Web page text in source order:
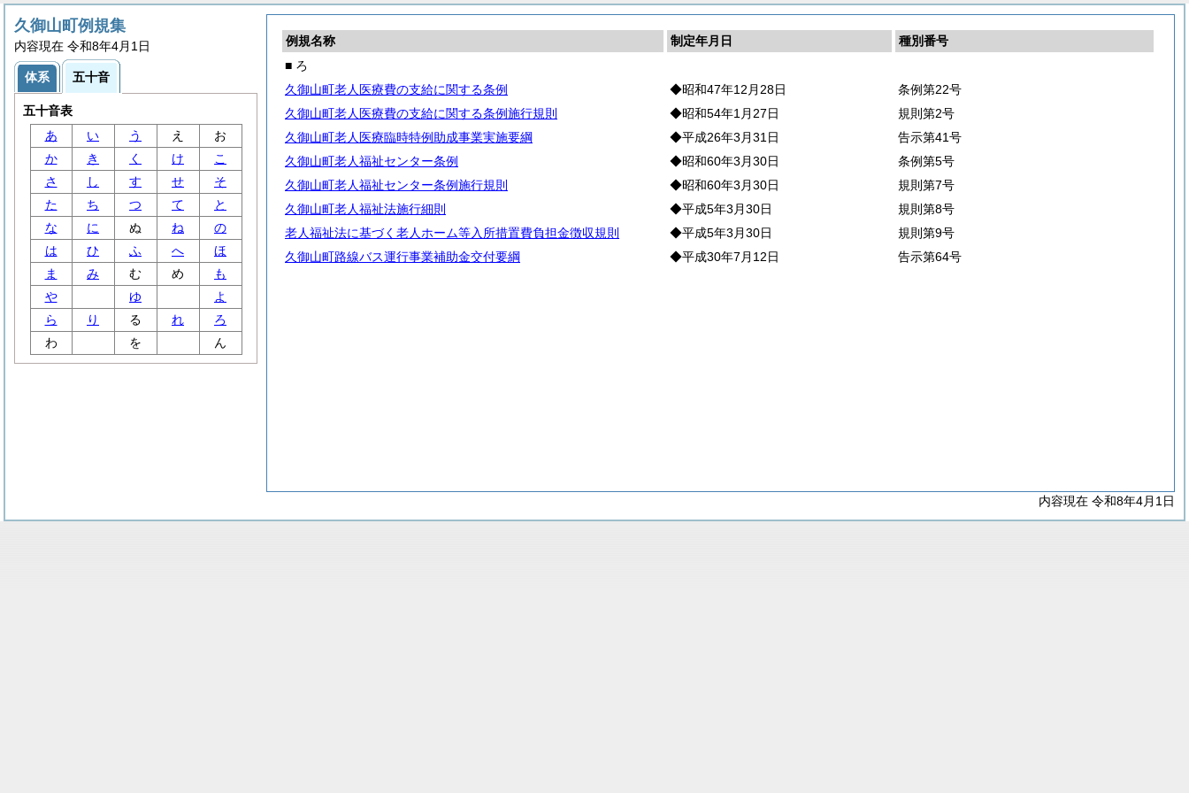
例規名称 制定年月日
種別番号
■ ろ
久御山町老人医療費の支給に関する条例
◆昭和47年12月28日
条例第22号
久御山町老人医療費の支給に関する条例施行規則
◆昭和54年1月27日
規則第2号
久御山町老人医療臨時特例助成事業実施要綱
◆平成26年3月31日
告示第41号
久御山町老人福祉センター条例
◆昭和60年3月30日
条例第5号
久御山町老人福祉センター条例施行規則
◆昭和60年3月30日
規則第7号
久御山町老人福祉法施行細則
◆平成5年3月30日
規則第8号
老人福祉法に基づく老人ホーム等入所措置費負担金徴収規則
◆平成5年3月30日
規則第9号
久御山町路線バス運行事業補助金交付要綱
◆平成30年7月12日 告示第64号
内容現在 令和8年4月1日
久御山町例規集
内容現在 令和8年4月1日
体系 五十音
五十音表
あ
い う え
お
か
き く け
こ
さ
し す せ
そ
た
ち つ て
と
な
に ぬ ね
の
は
ひ ふ へ
ほ
ま
み む め
も
や
ゆ
よ
ら
り る れ
ろ
わ
を ん